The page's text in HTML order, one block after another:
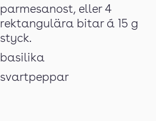
parmesanost, eller 4
rektangulära bitar á 15 g
styck.
basilika
svartpeppar